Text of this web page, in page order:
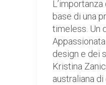
base di una
timeless. Un
design e dei
Kristina
australiana